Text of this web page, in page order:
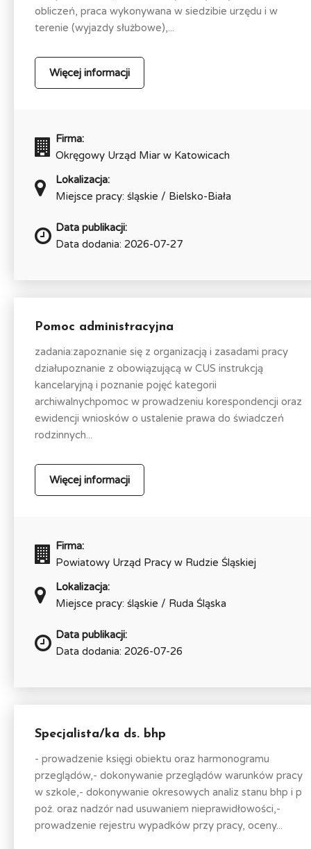
obliczeń, praca wykonywana w siedzibie urzędu i w
terenie (wyjazdy służbowe),...
Więcej informacji
Firma:
Okręgowy Urząd Miar w Katowicach
Lokalizacja:
Miejsce pracy: śląskie / Bielsko-Biała
Data publikacji:
Data dodania: 2026-07-27
Pomoc administracyjna
zadania:zapoznanie się z organizacją i zasadami pracy
działupoznanie z obowiązującą w CUS instrukcją
kancelaryjną i poznanie pojęć kategorii
archiwalnychpomoc w prowadzeniu korespondencji oraz
ewidencji wniosków o ustalenie prawa do świadczeń
rodzinnych...
Więcej informacji
Firma:
Powiatowy Urząd Pracy w Rudzie Śląskiej
Lokalizacja:
Miejsce pracy: śląskie / Ruda Śląska
Data publikacji:
Data dodania: 2026-07-26
Specjalista/ka ds. bhp
- prowadzenie księgi obiektu oraz harmonogramu
przeglądów,- dokonywanie przeglądów warunków pracy
w szkole,- dokonywanie okresowych analiz stanu bhp i p
poż. oraz nadzór nad usuwaniem nieprawidłowości,-
prowadzenie rejestru wypadków przy pracy, oceny...